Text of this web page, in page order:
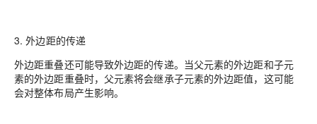
3. 外边距的传递
外边距重叠还可能导致外边距的传递。当父元素的外边距和子元
素的外边距重叠时，父元素将会继承子元素的外边距值，这可能
会对整体布局产生影响。